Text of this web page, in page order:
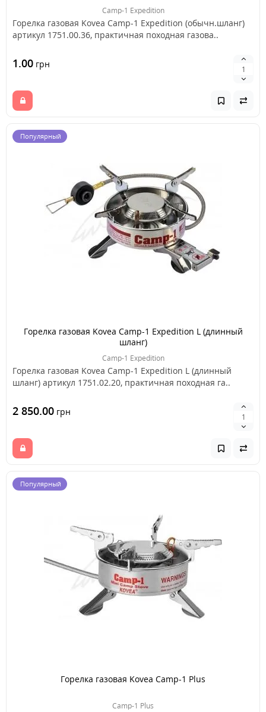
Camp-1 Expedition
Горелка газовая Kovea Camp-1 Expedition (обычн.шланг)
артикул 1751.00.36, практичная походная газова..
1.00 грн
Популярный
Горелка газовая Kovea Camp-1 Expedition L (длинный
шланг)
Camp-1 Expedition
Горелка газовая Kovea Camp-1 Expedition L (длинный
шланг) артикул 1751.02.20, практичная походная га..
2 850.00 грн
Популярный
Горелка газовая Kovea Camp-1 Plus
Camp-1 Plus